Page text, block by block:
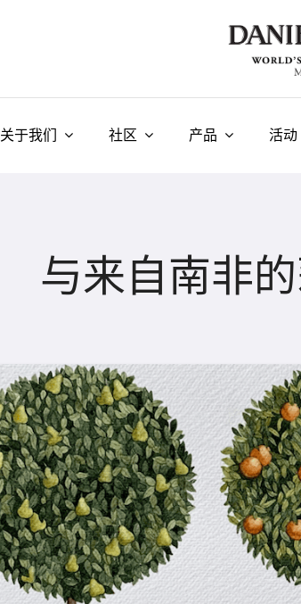
关于我们 社区 产品 活动
与来自南非